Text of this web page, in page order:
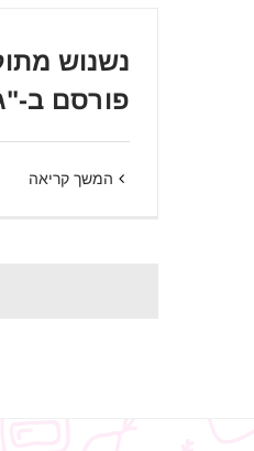
נשנוש
פורסם ב-
המשך קריאה